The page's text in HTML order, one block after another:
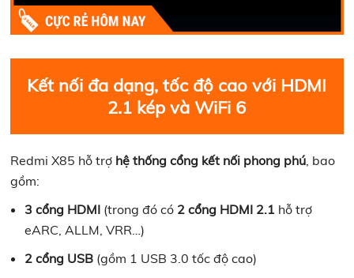
Kết nối đa dạng, tốc độ cao với HDMI
2.1 kép và WiFi 6
Redmi X85 hỗ trợ hệ thống cổng kết nối phong phú, bao
gồm:
3 cổng HDMI (trong đó có 2 cổng HDMI 2.1 hỗ trợ
eARC, ALLM, VRR…)
2 cổng USB (gồm 1 USB 3.0 tốc độ cao)